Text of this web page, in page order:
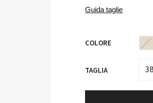
Guida taglie
COLORE
TAGLIA